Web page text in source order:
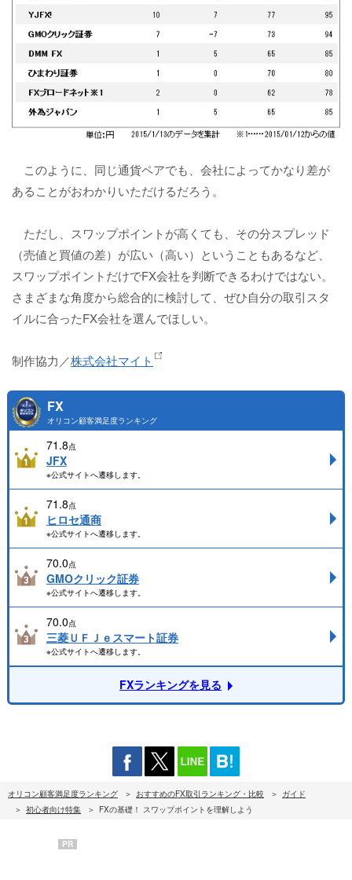
このように、同じ通貨ペアでも、会社によってかなり差が
あることがおわかりいただけるだろう。
ただし、スワップポイントが高くても、その分スプレッド
（売値と買値の差）が広い（高い）ということもあるなど、
スワップポイントだけでFX会社を判断できるわけではない。
さまざまな角度から総合的に検討して、ぜひ自分の取引スタ
イルに合ったFX会社を選んでほしい。
制作協力／株式会社マイト
FX
オリコン顧客満足度ランキング
71.8点
JFX
※公式サイトへ遷移します。
71.8点
ヒロセ通商
※公式サイトへ遷移します。
70.0点
GMOクリック証券
※公式サイトへ遷移します。
70.0点
三菱ＵＦＪｅスマート証券
※公式サイトへ遷移します。
FXランキングを見る
オリコン顧客満足度ランキング おすすめのFX取引ランキング・比較
ガイド
初心者向け特集
FXの基礎！ スワップポイントを理解しよう
PR